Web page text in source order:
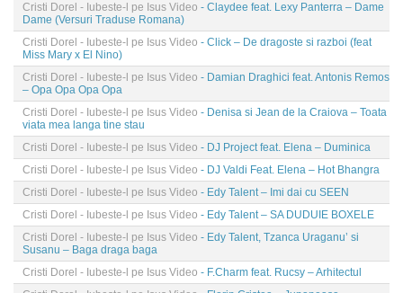
Cristi Dorel - Iubeste-l pe Isus Video - Claydee feat. Lexy Panterra – Dame
Dame (Versuri Traduse Romana)
Cristi Dorel - Iubeste-l pe Isus Video - Click – De dragoste si razboi (feat
Miss Mary x El Nino)
Cristi Dorel - Iubeste-l pe Isus Video - Damian Draghici feat. Antonis Remos
– Opa Opa Opa Opa
Cristi Dorel - Iubeste-l pe Isus Video - Denisa si Jean de la Craiova – Toata
viata mea langa tine stau
Cristi Dorel - Iubeste-l pe Isus Video - DJ Project feat. Elena – Duminica
Cristi Dorel - Iubeste-l pe Isus Video - DJ Valdi Feat. Elena – Hot Bhangra
Cristi Dorel - Iubeste-l pe Isus Video - Edy Talent – Imi dai cu SEEN
Cristi Dorel - Iubeste-l pe Isus Video - Edy Talent – SA DUDUIE BOXELE
Cristi Dorel - Iubeste-l pe Isus Video - Edy Talent, Tzanca Uraganu’ si
Susanu – Baga draga baga
Cristi Dorel - Iubeste-l pe Isus Video - F.Charm feat. Rucsy – Arhitectul